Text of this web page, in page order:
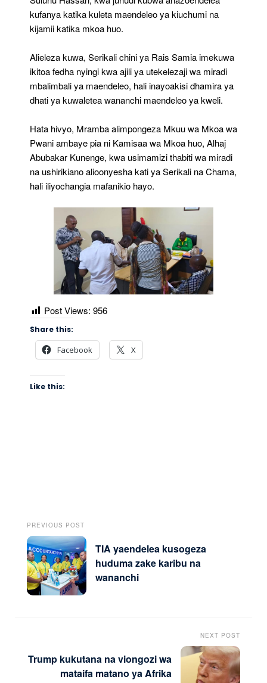
kufanya katika kuleta maendeleo ya kiuchumi na
kijamii katika mkoa huo.
Alieleza kuwa, Serikali chini ya Rais Samia imekuwa
ikitoa fedha nyingi kwa ajili ya utekelezaji wa miradi
mbalimbali ya maendeleo, hali inayoakisi dhamira ya
dhati ya kuwaletea wananchi maendeleo ya kweli.
Hata hivyo, Mramba alimpongeza Mkuu wa Mkoa wa
Pwani ambaye pia ni Kamisaa wa Mkoa huo, Alhaj
Abubakar Kunenge, kwa usimamizi thabiti wa miradi
na ushirikiano alioonyesha kati ya Serikali na Chama,
hali iliyochangia mafanikio hayo.
Post Views: 956
Share this:
Facebook X
Like this:
PREVIOUS POST
TIA yaendelea kusogeza
huduma zake karibu na
wananchi
NEXT POST
Trump kukutana na viongozi wa
mataifa matano ya Afrika